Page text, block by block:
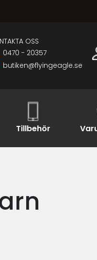
OSS
0470 - 20357
butiken@flyingeagle.se
Tillbehör